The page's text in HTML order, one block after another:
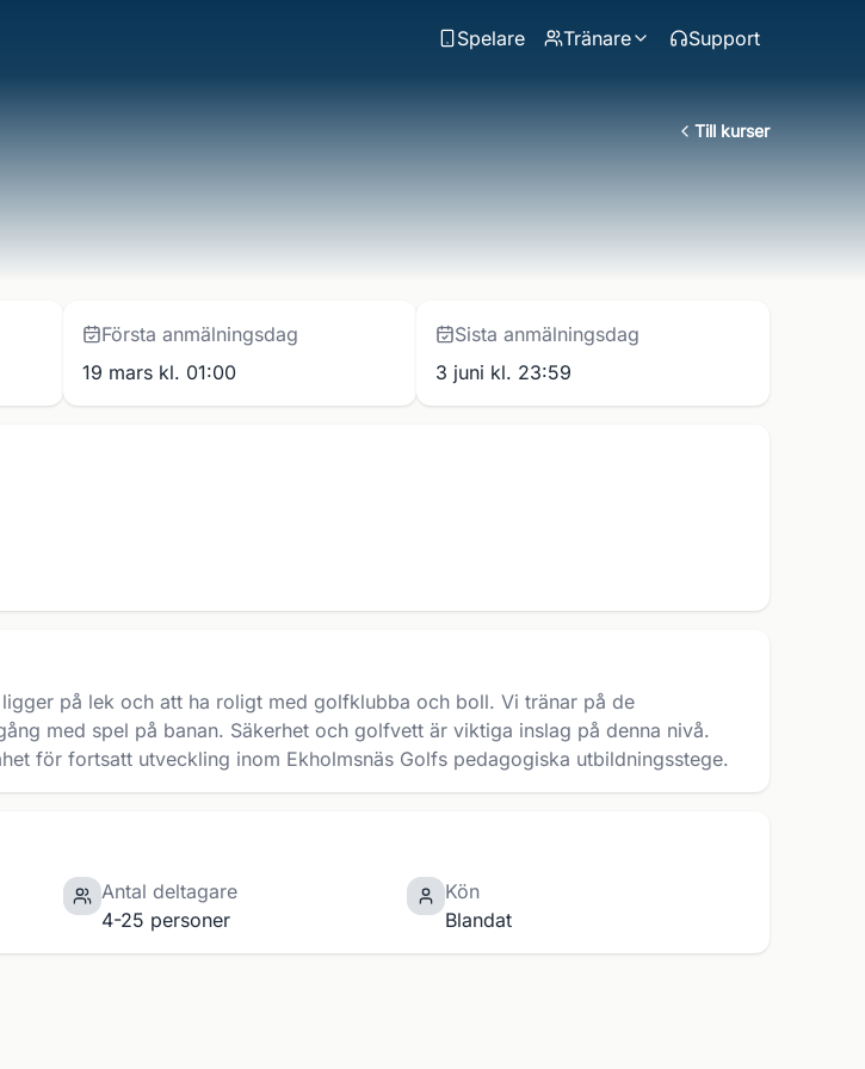
Spelare Tränare Support
Till kurser
Första anmälningsdag
19 mars kl. 01:00
Sista anmälningsdag
3 juni kl. 23:59
på lek och att ha roligt med golfklubba och boll. Vi tränar på de
med spel på banan. Säkerhet och golfvett är viktiga inslag på denna nivå.
för fortsatt utveckling inom Ekholmsnäs Golfs pedagogiska utbildningsstege.
Antal deltagare
4-25 personer
Kön
Blandat